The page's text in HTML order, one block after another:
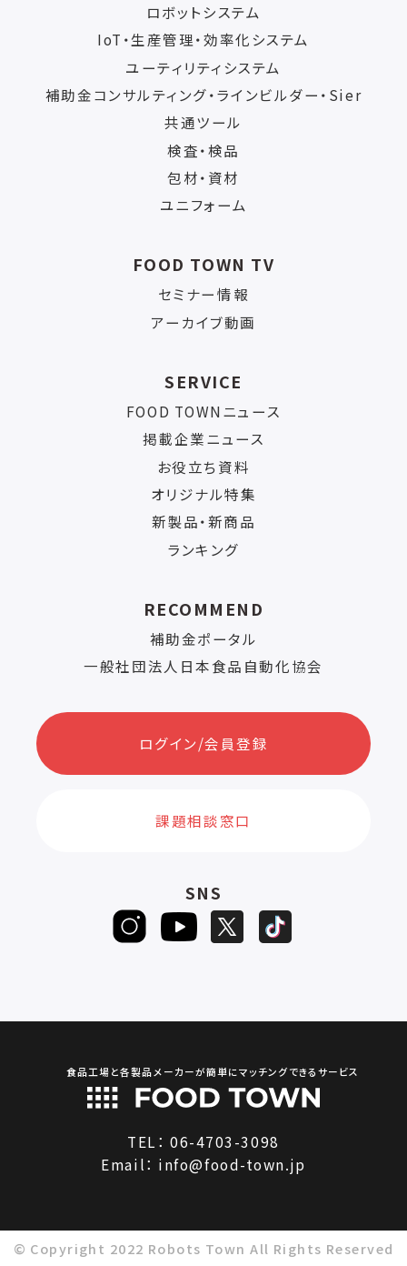
ロボットシステム
IoT・生産管理・効率化システム
ユーティリティシステム
補助金コンサルティング・ラインビルダー・Sier
共通ツール
検査・検品
包材・資材
ユニフォーム
FOOD TOWN TV
セミナー情報
アーカイブ動画
SERVICE
FOOD TOWNニュース
掲載企業ニュース
お役立ち資料
オリジナル特集
新製品・新商品
ランキング
RECOMMEND
補助金ポータル
一般社団法人日本食品自動化協会
ログイン/会員登録
課題相談窓口
SNS
食品工場と各製品メーカーが簡単にマッチングできるサービス
TEL：06-4703-3098
Email： info@food-town.jp
© Copyright 2022 Robots Town All Rights Reserved